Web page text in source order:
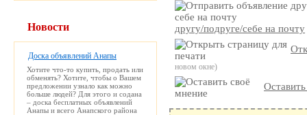
другу/подруге/себе на почту
новом окне)
Новости
Доска объявлений Анапы
Хотите что-то купить, продать или
обменять? Хотите, чтобы о Вашем
предложении узнало как можно
больше людей? Для этого и содана
– доска бесплатных объявлений
Анапы и всего Анапского района